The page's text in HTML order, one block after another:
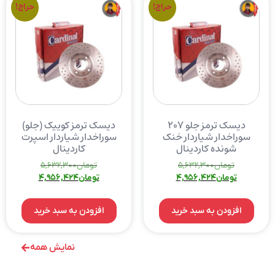
نمایش همه
حراج!
دیسک ترمز جلو ۲۰۷
سوراخدار شیاردار خنک
شونده کاردینال
تومان5,632,300
تومان4,956,424
افزودن به سبد خرید
حراج!
دیسک ترمز کوییک (جلو)
سوراخدار شیاردار اسپرت
کاردینال
تومان5,632,300
تومان4,956,424
افزودن به سبد خرید